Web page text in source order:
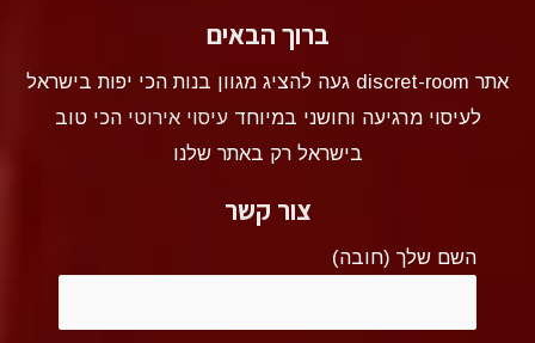
ברוך הבאים
אתר discret-room געה להציג מגוון בנות הכי יפות בישראל
לעיסוי מרגיעה וחושני במיוחדעיסוי אירוטי הכי טוב
בישראל רק באתר שלנו
צור קשר
השם שלך (חובה)